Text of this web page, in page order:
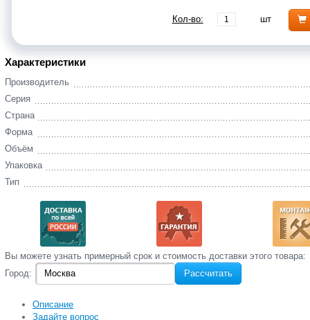
Кол-во: шт
Характеристики
Производитель
Серия
Страна
Форма
Объём
Упаковка
Тип
Вы‌ можете‌ узнать‌ примерный срок и стоимость‌ доставки этого товара:
Город:
Рассчитать
Описание
Задайте вопрос